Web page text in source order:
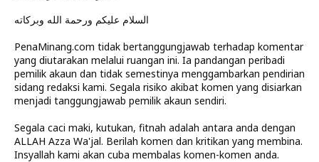
السلام عليكم ورحمة الله وبركاته
PenaMinang.com tidak bertanggungjawab terhadap komentar
yang diutarakan melalui ruangan ini. Ia pandangan peribadi
pemilik akaun dan tidak semestinya menggambarkan pendirian
sidang redaksi kami. Segala risiko akibat komen yang disiarkan
menjadi tanggungjawab pemilik akaun sendiri.
Segala caci maki, kutukan, fitnah adalah antara anda dengan
ALLAH Azza Wa'jal. Berilah komen dan kritikan yang membina.
Insyallah kami akan cuba membalas komen-komen anda.